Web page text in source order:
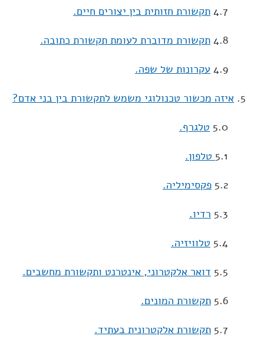
4.7 תקשורת חזותית בין יצורים חיים.
4.8 תקשורת מדוברת לעומת תקשורת כתובה.
4.9 עקרונות של שפה.
5. איזה מכשור טכנולוגי משמש לתקשורת בין בני אדם?
5.0 טלגרף.
5.1 טלפון.
5.2 פקסימיליה.
5.3 רדיו.
5.4 טלוויזיה.
5.5 דואר אלקטרוני, אינטרנט ותקשורת מחשבים.
5.6 תקשורת המונים.
5.7 תקשורת אלקטרונית בעתיד.